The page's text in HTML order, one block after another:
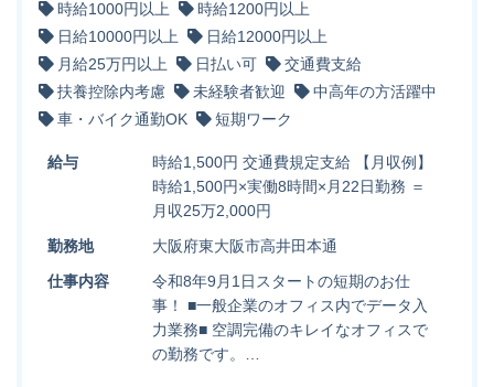
時給1000円以上
時給1200円以上
日給10000円以上
日給12000円以上
月給25万円以上
日払い可
交通費支給
扶養控除内考慮
未経験者歓迎
中高年の方活躍中
車・バイク通勤OK
短期ワーク
給与
時給1,500円 交通費規定支給 【月収例】
時給1,500円×実働8時間×月22日勤務 ＝
月収25万2,000円
勤務地
大阪府東大阪市高井田本通
仕事内容
令和8年9月1日スタートの短期のお仕
事！ ■一般企業のオフィス内でデータ入
力業務■ 空調完備のキレイなオフィスで
の勤務です。…